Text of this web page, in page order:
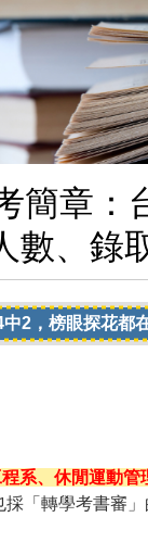
簡章：
數、錄
系、休閒運動管
「轉學考書審」